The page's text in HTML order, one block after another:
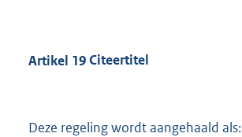
Artikel 19Citeertitel
Deze regeling wordt aangehaald als: